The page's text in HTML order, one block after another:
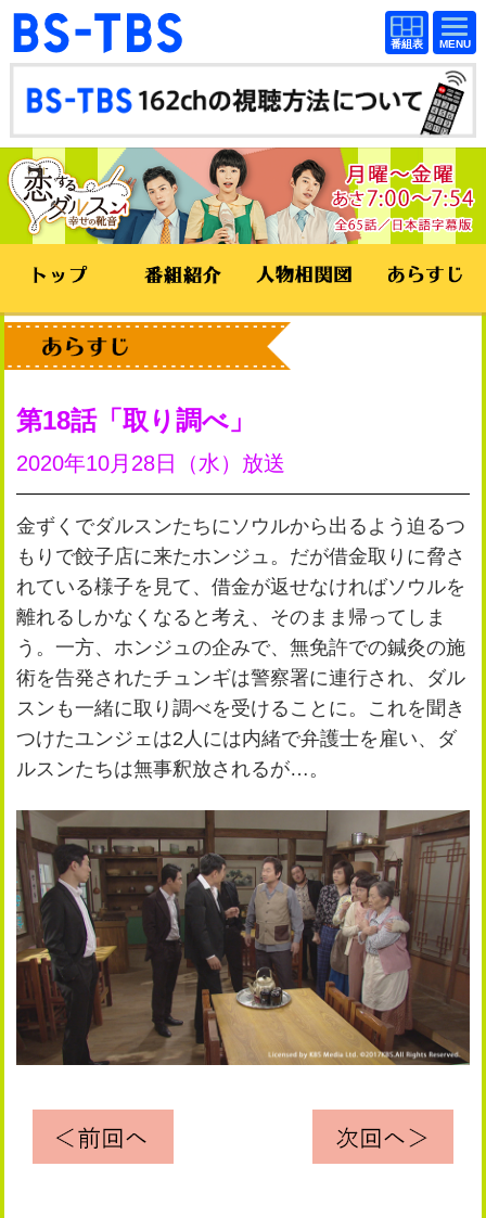
BS-TBS
番組
表
BS-TBS
番組
表
ドラマ 映画
紀行 報道
教養 スポーツ
音楽 エンタメ
アニメ ファンクラブ
視聴方法
イベント ショッピング
公式SNS プレゼント
ご意見・ご感想 会社情報
第18話 取り調べ
2020年10月28日（水）放送
金ずくでダルスンたちにソウルから出るよう迫るつ
もりで餃子店に来たホンジュ。だが借金取りに脅さ
れている様子を見て、借金が返せなければソウルを
離れるしかなくなると考え、そのまま帰ってしま
う。一方、ホンジュの企みで、無免許での鍼灸の施
術を告発されたチュンギは警察署に連行され、ダル
スンも一緒に取り調べを受けることに。これを聞き
つけたユンジェは2人には内緒で弁護士を雇い、ダ
ルスンたちは無事釈放されるが…。